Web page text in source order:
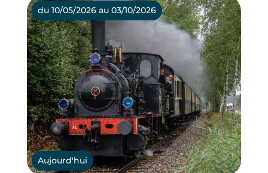
du 10/05/2026 au 03/10/2026
Aujourd'hui